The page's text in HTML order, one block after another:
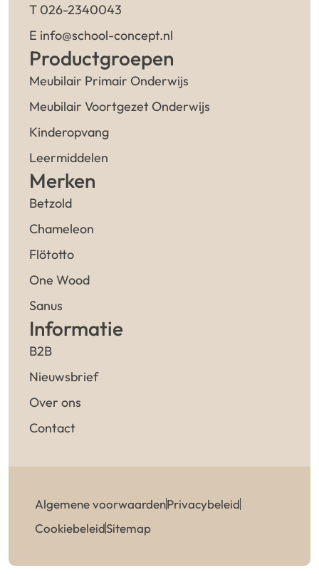
T 026-2340043
E info@school-concept.nl
Productgroepen
Meubilair Primair Onderwijs
Meubilair Voortgezet Onderwijs
Kinderopvang
Leermiddelen
Merken
Betzold
Chameleon
Flötotto
One Wood
Sanus
Informatie
B2B
Nieuwsbrief
Over ons
Contact
Algemene voorwaardenPrivacybeleid
CookiebeleidSitemap